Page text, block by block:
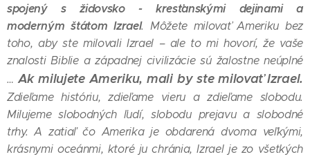
spojený s židovsko - kresťanskými dejinami a
moderným štátom Izrael. Môžete milovať Ameriku bez
toho, aby ste milovali Izrael – ale to mi hovorí, že vaše
znalosti Biblie a západnej civilizácie sú žalostne neúplné
…Ak milujete Ameriku, mali by ste milovať Izrael.
Zdieľame históriu, zdieľame vieru a zdieľame slobodu.
Milujeme slobodných ľudí, slobodu prejavu a slobodné
trhy. A zatiaľ čo Amerika je obdarená dvoma veľkými,
krásnymi oceánmi, ktoré ju chránia, Izrael je zo všetkých